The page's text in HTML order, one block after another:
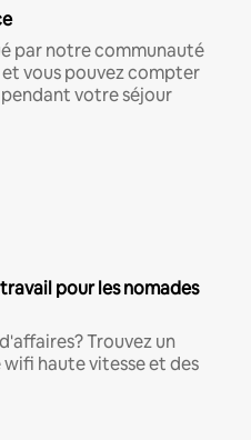
par notre communauté
vous pouvez compter
votre séjour
pour les nomades
Trouvez un
haute vitesse et des